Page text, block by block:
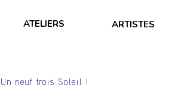
ATELIERS ARTISTES
Un neuf trois Soleil !